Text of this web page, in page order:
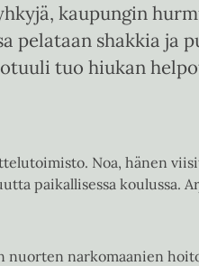
kaupungin
pelataan shakkia ja
tuo hiukan
Noa, hänen
paikallisessa koulussa.
nuorten narkomaanien